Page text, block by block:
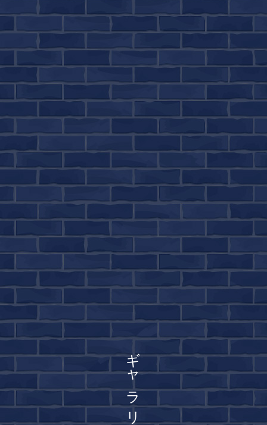
ギャラリー